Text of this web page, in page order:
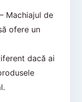
– Machiajul de
ofere un
dacă ai